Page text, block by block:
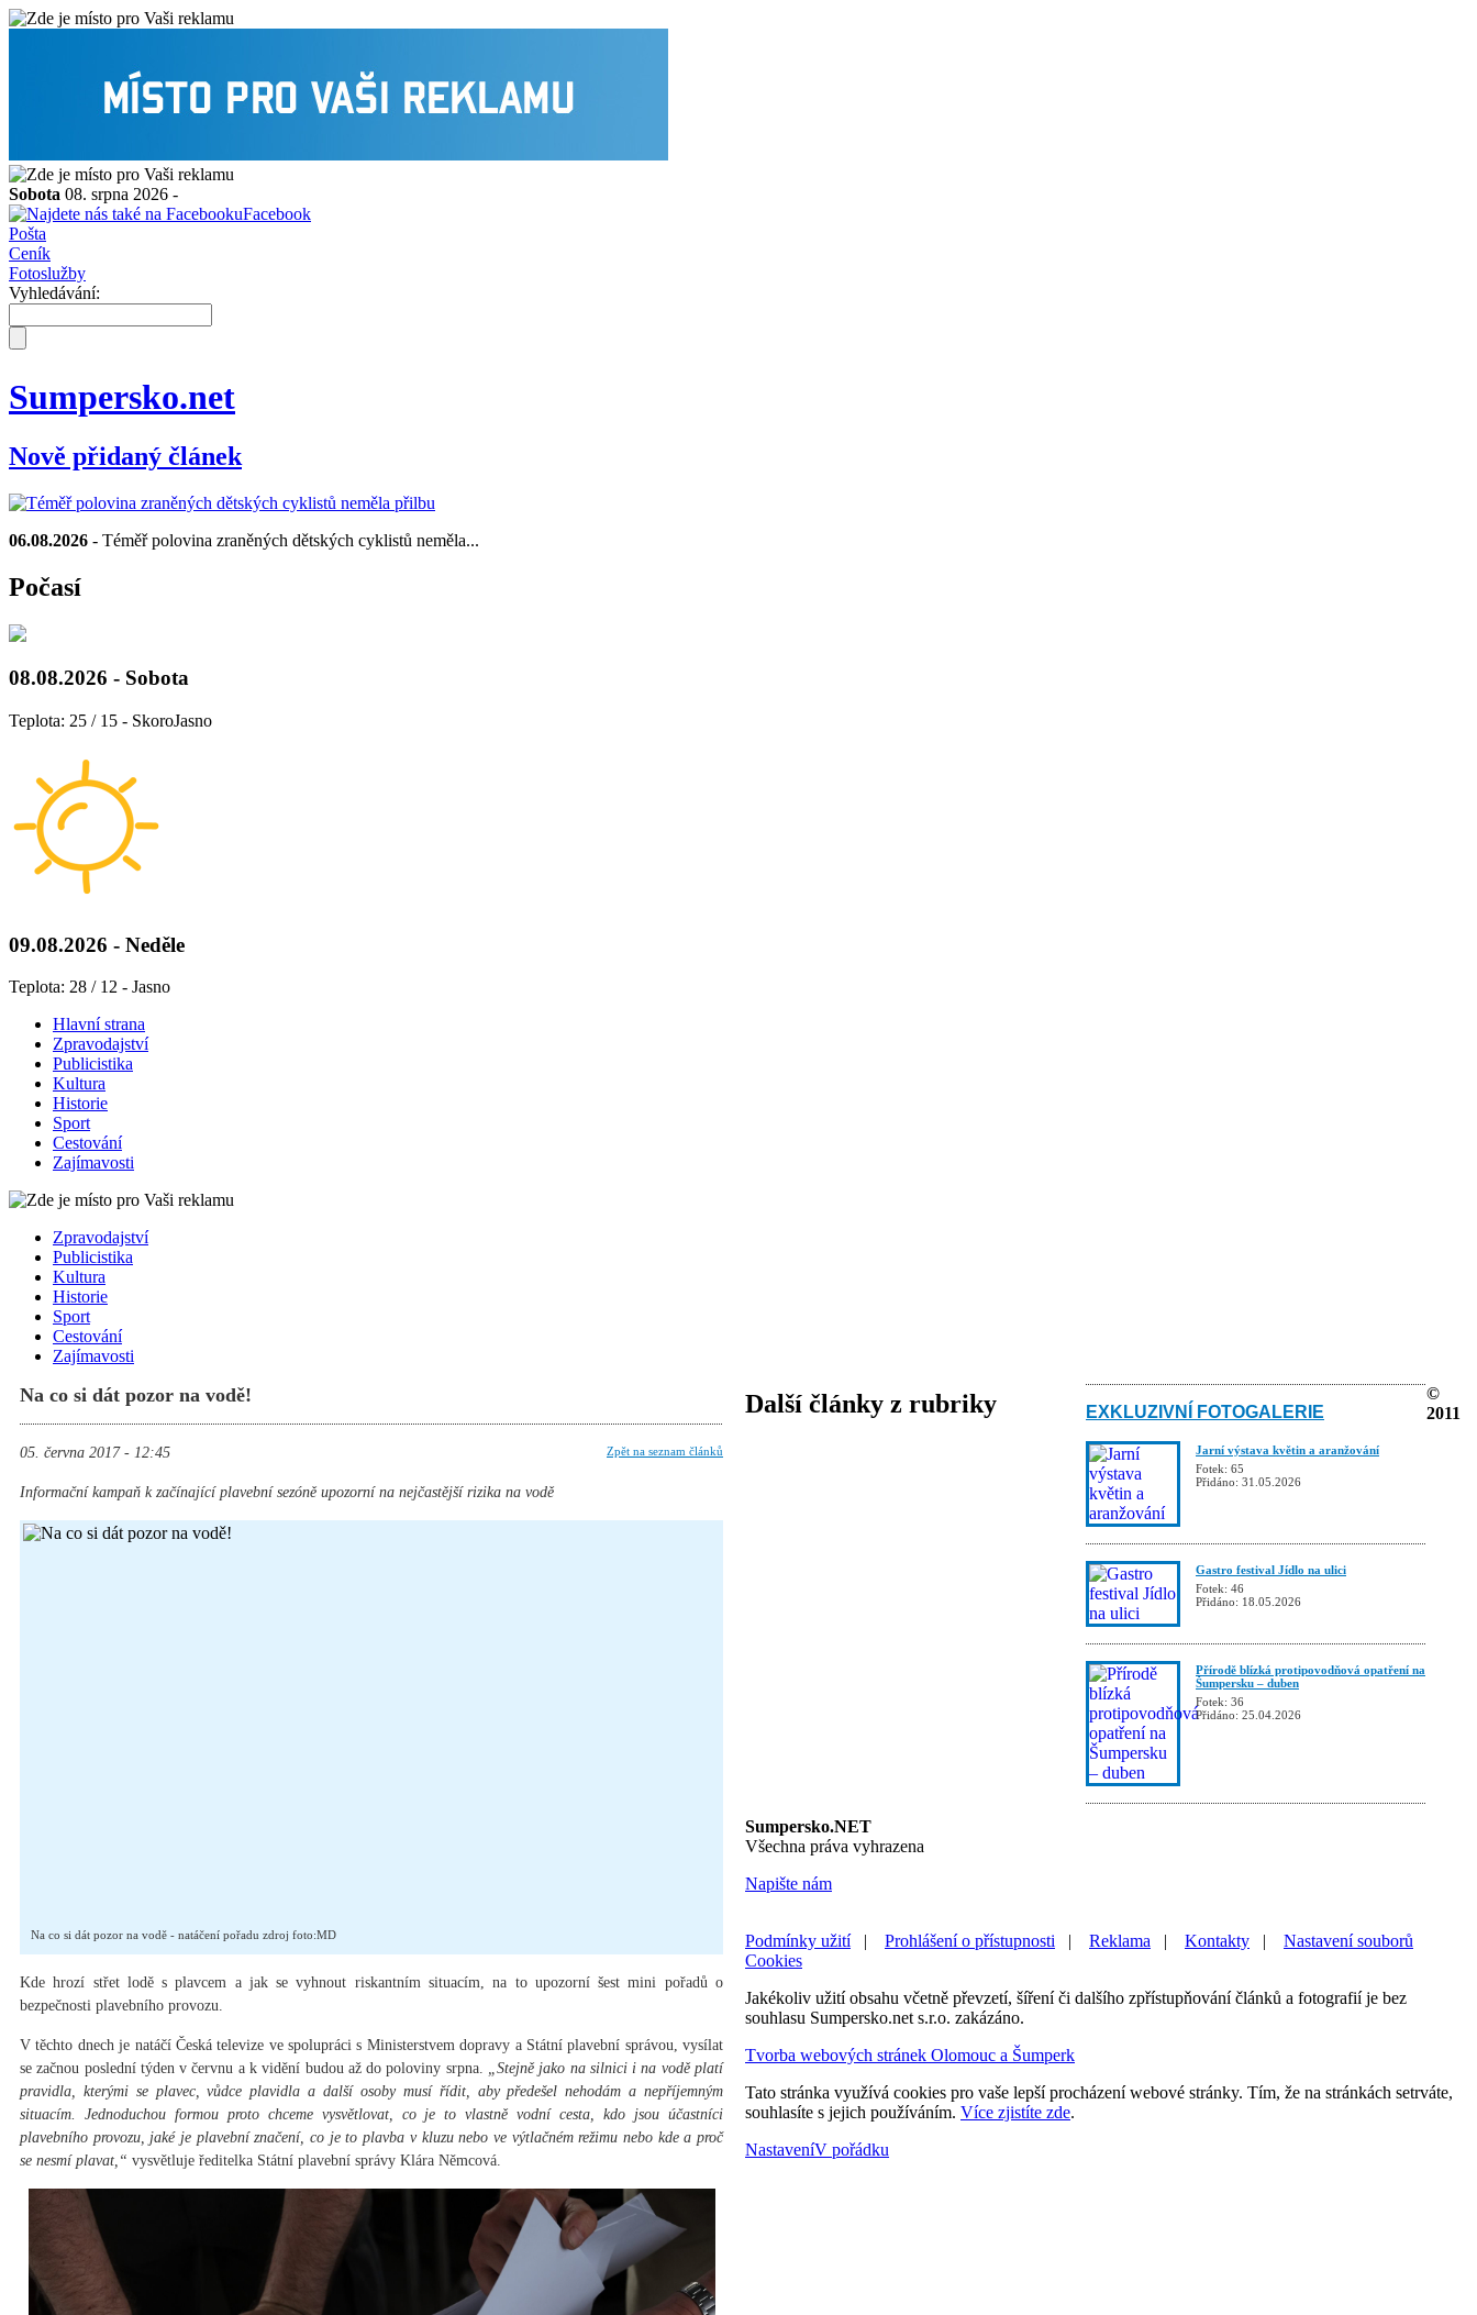
Sobota 08. srpna 2026 -
Facebook
Pošta
Ceník
Fotoslužby
Vyhledávání:
Sumpersko.net
Nově přidaný článek
06.08.2026 - Téměř polovina zraněných dětských cyklistů neměla...
Počasí
08.08.2026 - Sobota
Teplota: 25 / 15 - SkoroJasno
09.08.2026 - Neděle
Teplota: 28 / 12 - Jasno
Hlavní strana
Zpravodajství
Publicistika
Kultura
Historie
Sport
Cestování
Zajímavosti
Zpravodajství
Publicistika
Kultura
Historie
Sport
Cestování
Zajímavosti
Na co si dát pozor na vodě!
05. června 2017 - 12:45 Zpět na seznam článků
Informační kampaň k začínající plavební sezóně upozorní na nejčastější rizika na vodě
Na co si dát pozor na vodě - natáčení pořadu zdroj foto:MD
Kde hrozí střet lodě s plavcem a jak se vyhnout riskantním situacím, na to upozorní šest mini pořadů o
bezpečnosti plavebního provozu.
V těchto dnech je natáčí Česká televize ve spolupráci s Ministerstvem dopravy a Státní plavební správou, vysílat
se začnou poslední týden v červnu a k vidění budou až do poloviny srpna. „Stejně jako na silnici i na vodě platí
pravidla, kterými se plavec, vůdce plavidla a další osoby musí řídit, aby předešel nehodám a nepříjemným
situacím. Jednoduchou formou proto chceme vysvětlovat, co je to vlastně vodní cesta, kdo jsou účastníci
plavebního provozu, jaké je plavební značení, co je to plavba v kluzu nebo ve výtlačném režimu nebo kde a proč
se nesmí plavat,“ vysvětluje ředitelka Státní plavební správy Klára Němcová.
Další články z rubriky EXKLUZIVNÍ FOTOGALERIE
Jarní výstava květin a aranžování
Fotek: 65
Přidáno: 31.05.2026
Gastro festival Jídlo na ulici
Fotek: 46
Přidáno: 18.05.2026
Přírodě blízká protipovodňová opatření na
Šumpersku – duben
Fotek: 36
Přidáno: 25.04.2026
©
2011
Sumpersko.NET
Všechna práva vyhrazena
Napište nám
Podmínky užití Prohlášení o přístupnosti Reklama Kontakty
Nastavení souborů
Cookies
Jakékoliv užití obsahu včetně převzetí, šíření či dalšího zpřístupňování článků a fotografií je bez
souhlasu Sumpersko.net s.r.o. zakázáno.
Tvorba webových stránek Olomouc a Šumperk
Tato stránka využívá cookies pro vaše lepší procházení webové stránky. Tím, že na stránkách setrváte,
souhlasíte s jejich používáním. Více zjistíte zde.
NastaveníV pořádku